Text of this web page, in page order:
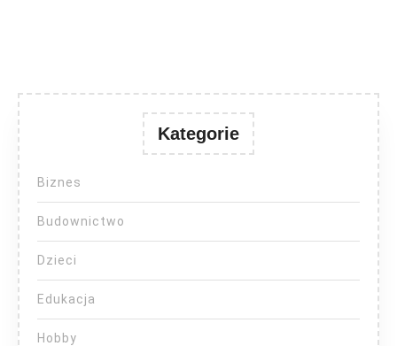
Kategorie
Biznes
Budownictwo
Dzieci
Edukacja
Hobby